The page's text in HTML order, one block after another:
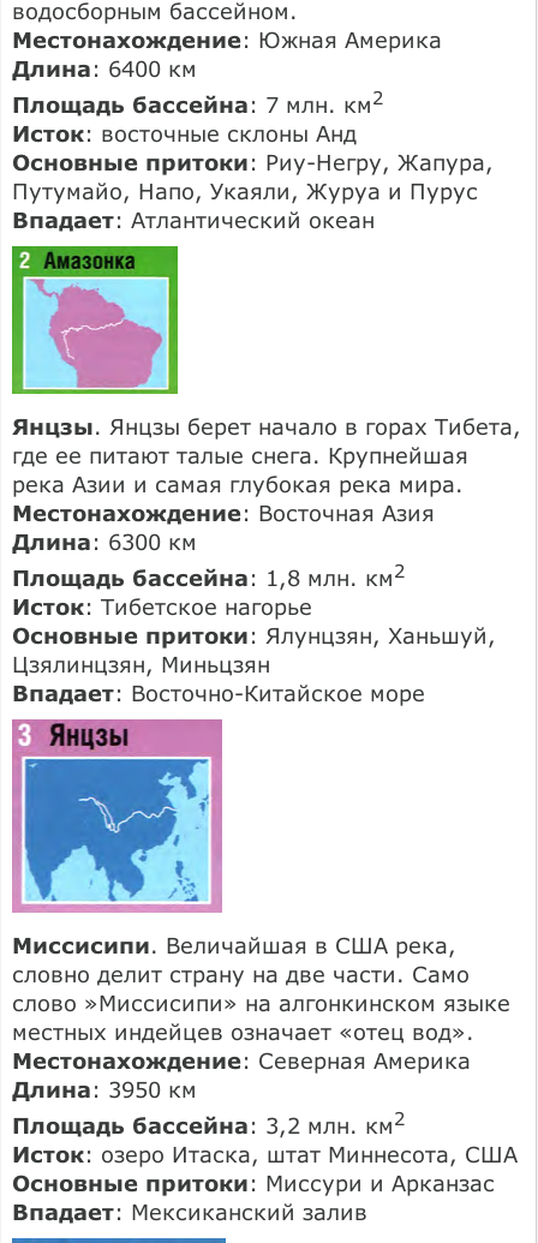
водосборным бассейном.
Местонахождение: Южная Америка
Длина: 6400 км
Площадь бассейна: 7 млн. км2
Исток: восточные склоны Анд
Основные притоки: Риу-Негру, Жапура,
Путумайо, Напо, Укаяли, Журуа и Пурус
Впадает: Атлантический океан
Янцзы. Янцзы берет начало в горах Тибета,
где ее питают талые снега. Крупнейшая
река Азии и самая глубокая река мира.
Местонахождение: Восточная Азия
Длина: 6300 км
Площадь бассейна: 1,8 млн. км2
Исток: Тибетское нагорье
Основные притоки: Ялунцзян, Ханьшуй,
Цзялинцзян, Миньцзян
Впадает: Восточно-Китайское море
Миссисипи. Величайшая в США река,
словно делит страну на две части. Само
слово »Миссисипи» на алгонкинском языке
местных индейцев означает «отец вод».
Местонахождение: Северная Америка
Длина: 3950 км
Площадь бассейна: 3,2 млн. км2
Исток: озеро Итаска, штат Миннесота, США
Основные притоки: Миссури и Арканзас
Впадает: Мексиканский залив